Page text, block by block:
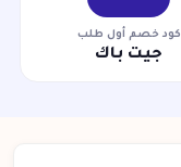
كود خصم أول طلب
جيت باك